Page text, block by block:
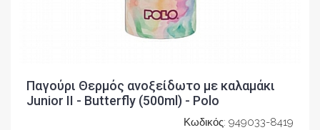
Παγούρι Θερμός ανοξείδωτο με καλαμάκι
Junior II - Butterfly (500ml) - Polo
Κωδικός: 949033-8419